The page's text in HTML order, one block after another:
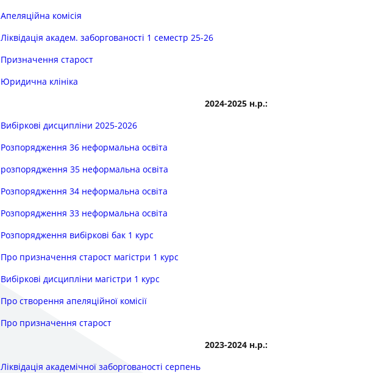
Апеляційна комісія
Ліквідація академ. заборгованості 1 семестр 25-26
Призначення старост
Юридична клініка
2024-2025 н.р.:
Вибіркові дисципліни 2025-2026
Розпорядження 36 неформальна освіта
розпорядження 35 неформальна освіта
Розпорядження 34 неформальна освіта
Розпорядження 33 неформальна освіта
Розпорядження вибіркові бак 1 курс
Про призначення старост магістри 1 курс
Вибіркові дисципліни магістри 1 курс
Про створення апеляційної комісії
Про призначення старост
2023-2024 н.р.:
Ліквідація академічної заборгованості серпень